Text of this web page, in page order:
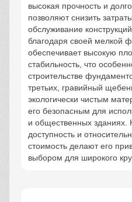
высокая прочность и
позволяют снизить
обслуживание
благодаря своей мелкой
обеспечивает высокую
стабильность, что
строительстве
третьих, гравийный
экологически чистым
его безопасным для
и общественных зданиях.
доступность и
стоимость делают его
выбором для широкого